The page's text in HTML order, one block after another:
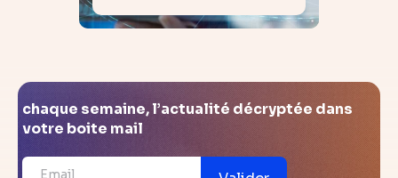
chaque semaine, l’actualité décryptée dans
votre boite mail